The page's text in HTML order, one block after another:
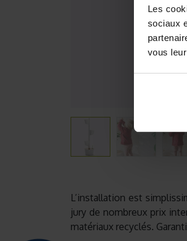
Les
sociaux
vous
L’installation est
jury de nombreux prix
matériaux recyclés.